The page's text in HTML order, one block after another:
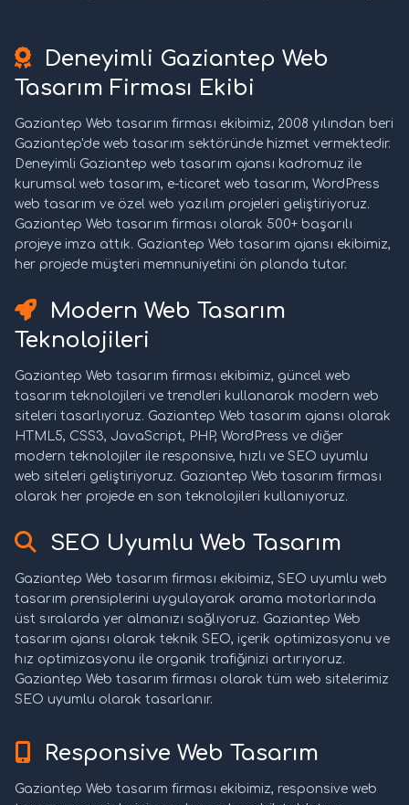
Deneyimli Gaziantep Web
Tasarım Firması Ekibi
Gaziantep Web tasarım firması ekibimiz, 2008 yılından beri
Gaziantep'de web tasarım sektöründe hizmet vermektedir.
Deneyimli Gaziantep web tasarım ajansı kadromuz ile
kurumsal web tasarım, e-ticaret web tasarım, WordPress
web tasarım ve özel web yazılım projeleri geliştiriyoruz.
Gaziantep Web tasarım firması olarak 500+ başarılı
projeye imza attık. Gaziantep Web tasarım ajansı ekibimiz,
her projede müşteri memnuniyetini ön planda tutar.
Modern Web Tasarım
Teknolojileri
Gaziantep Web tasarım firması ekibimiz, güncel web
tasarım teknolojileri ve trendleri kullanarak modern web
siteleri tasarlıyoruz. Gaziantep Web tasarım ajansı olarak
HTML5, CSS3, JavaScript, PHP, WordPress ve diğer
modern teknolojiler ile responsive, hızlı ve SEO uyumlu
web siteleri geliştiriyoruz. Gaziantep Web tasarım firması
olarak her projede en son teknolojileri kullanıyoruz.
SEO Uyumlu Web Tasarım
Gaziantep Web tasarım firması ekibimiz, SEO uyumlu web
tasarım prensiplerini uygulayarak arama motorlarında
üst sıralarda yer almanızı sağlıyoruz. Gaziantep Web
tasarım ajansı olarak teknik SEO, içerik optimizasyonu ve
hız optimizasyonu ile organik trafiğinizi artırıyoruz.
Gaziantep Web tasarım firması olarak tüm web sitelerimiz
SEO uyumlu olarak tasarlanır.
Responsive Web Tasarım
Gaziantep Web tasarım firması ekibimiz, responsive web